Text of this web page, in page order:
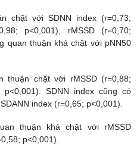
chặt với SDNN index (r=0,73;
p<0,001), rMSSD (r=0,70;
quan thuận khá chặt với pNN50
thuận chặt với rMSSD (r=0,88;
SDNN index cũng có
index (r=0,65; p<0,001).
thuận khá chặt với rMSSD
p<0,001).